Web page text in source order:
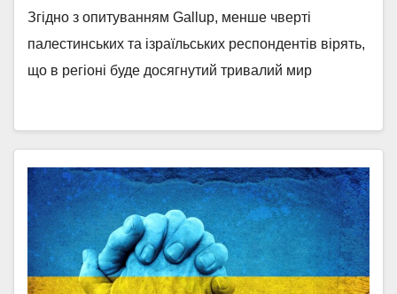
Згідно з опитуванням Gallup, менше чверті
палестинських та ізраїльських респондентів вірять,
що в регіоні буде досягнутий тривалий мир